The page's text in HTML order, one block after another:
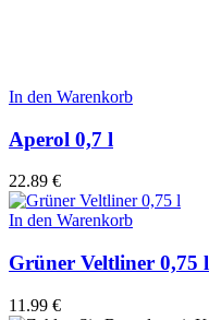
In den Warenkorb
Aperol 0,7 l
22.89 €
In den Warenkorb
Grüner Veltliner 0,75 l
11.99 €